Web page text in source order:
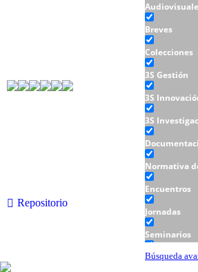
Repositorio
Breves
Colecciones
3S Gestión
3S
3S
Normativa
Encuentros
Jornadas
Seminarios
Talleres
Búsqueda